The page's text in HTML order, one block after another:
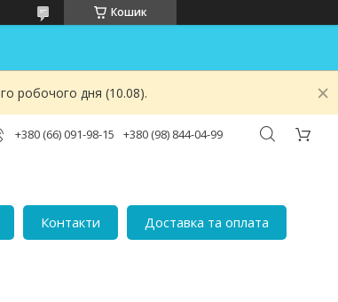
Кошик
робочого дня (10.08).
+380 (66) 091-98-15 +380 (98) 844-04-99
Контакти Доставка та оплата